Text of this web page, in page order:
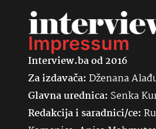
Impressum
Interview.ba od 2016
Za izdavača:Dženana
Glavna urednica: Senka
Redakcija i saradnici/ce: